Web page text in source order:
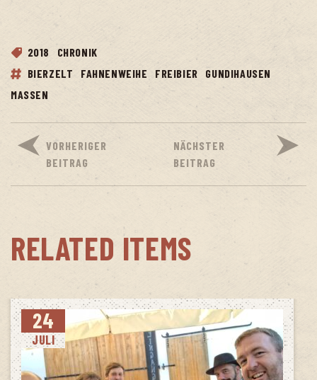
2018
CHRONIK
BIERZELT
FAHNENWEIHE FREIBIER
GUNDIHAUSEN
MASSEN
VORHERIGER
BEITRAG
NÄCHSTER
BEITRAG
RELATED ITEMS
24
JULI